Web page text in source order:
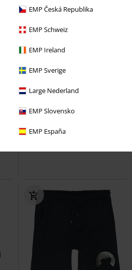
EMP Česká Republika
EMP Schweiz
EMP Ireland
EMP Sverige
Large Nederland
EMP Slovensko
EMP España
% TYLKO w EMP
189.90 zł
Sirens
Black Blood by Gothicana
Krótkie spodenki